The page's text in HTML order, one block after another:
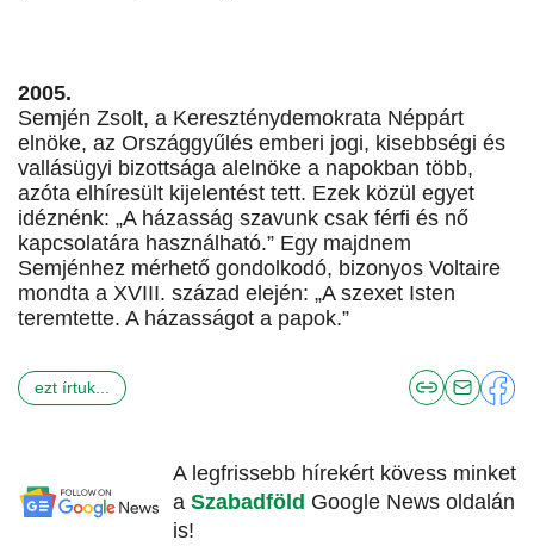
2005.
Semjén Zsolt, a Kereszténydemokrata Néppárt
elnöke, az Országgyűlés emberi jogi, kisebbségi és
vallásügyi bizottsága alelnöke a napokban több,
azóta elhíresült kijelentést tett. Ezek közül egyet
idéznénk: „A házasság szavunk csak férfi és nő
kapcsolatára használható.” Egy majdnem
Semjénhez mérhető gondolkodó, bizonyos Voltaire
mondta a XVIII. század elején: „A szexet Isten
teremtette. A házasságot a papok.”
ezt írtuk...
A legfrissebb hírekért kövess minket
a Szabadföld Google News oldalán
is!